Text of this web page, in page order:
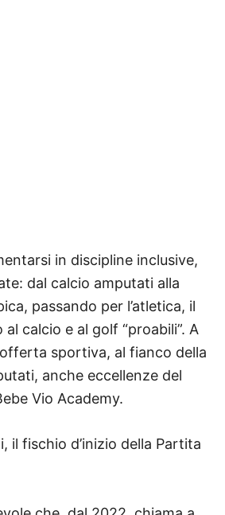
in discipline inclusive,
dal calcio amputati alla
passando per l’atletica, il
calcio e al golf “proabili”. A
offerta sportiva, al fianco della
anche eccellenze del
Vio Academy.
il fischio d’inizio della Partita